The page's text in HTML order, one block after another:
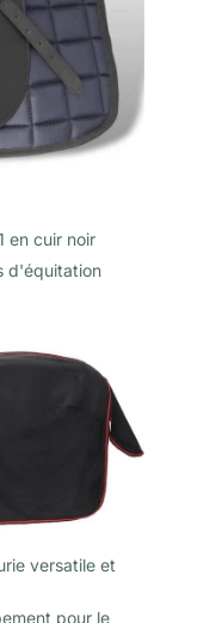
en cuir noir
d'équitation
versatile et
pour le